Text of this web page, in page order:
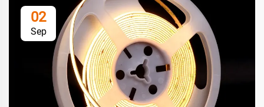
02
Sep